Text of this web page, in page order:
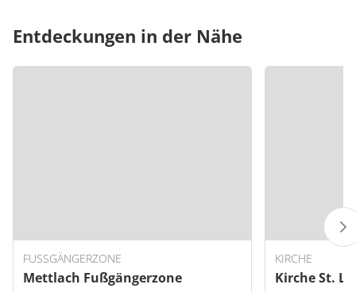
Entdeckungen in der Nähe
FUSSGÄNGERZONE
Mettlach Fußgängerzone
KIRCHE
Kirche St.